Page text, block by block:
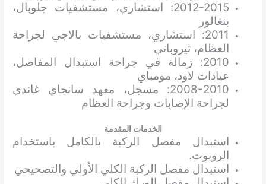
2012-2015: استشاري، مستشفيات جلوبال،
بنغالور
2011: استشاري، مستشفيات بالاجي لجراحة
العظام، تيروباتي
2010: زمالة في جراحة استبدال المفاصل،
عيادات لاود، مومباي
2008-2010: مسجل، معهد سانجاي غاندي
لجراحة الإصابات وجراحة العظام
الخدمات المقدمة
استبدال مفصل الركبة بالكامل باستخدام
الروبوت.
استبدال مفصل الركبة الكلي الأولي والتصحيحي